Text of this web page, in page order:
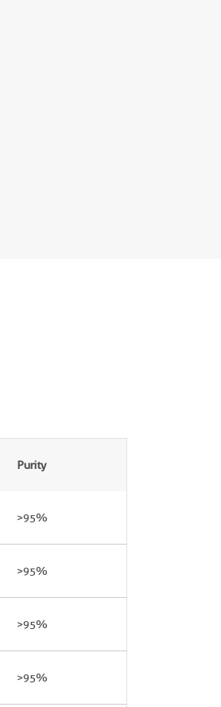
Purity
>95%
>95%
>95%
>95%